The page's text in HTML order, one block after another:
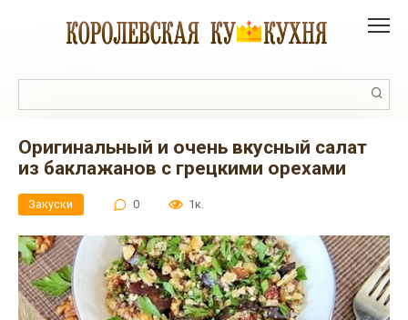
Оригинальный и очень вкусный салат
из баклажанов с грецкими орехами
Закуски 0 1к.